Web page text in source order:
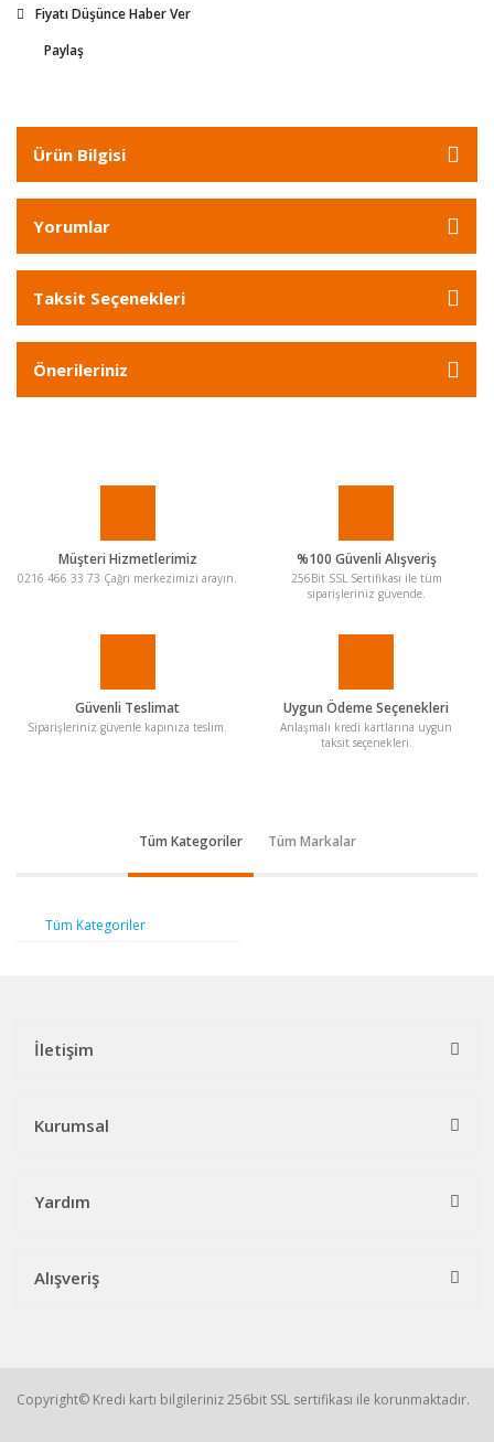
Fiyatı Düşünce Haber Ver
Paylaş
Ürün Bilgisi
Yorumlar
Taksit Seçenekleri
Önerileriniz
Müşteri Hizmetlerimiz
0216 466 33 73 Çağrı merkezimizi arayın.
%100 Güvenli Alışveriş
256Bit SSL Sertifikası ile tüm
siparişleriniz güvende.
Güvenli Teslimat
Siparişleriniz güvenle kapınıza teslim.
Uygun Ödeme Seçenekleri
Anlaşmalı kredi kartlarına uygun
taksit seçenekleri.
Tüm Kategoriler Tüm Markalar
Tüm Kategoriler
İletişim
Kurumsal
Yardım
Alışveriş
Copyright© Kredi kartı bilgileriniz 256bit SSL sertifikası ile korunmaktadır.